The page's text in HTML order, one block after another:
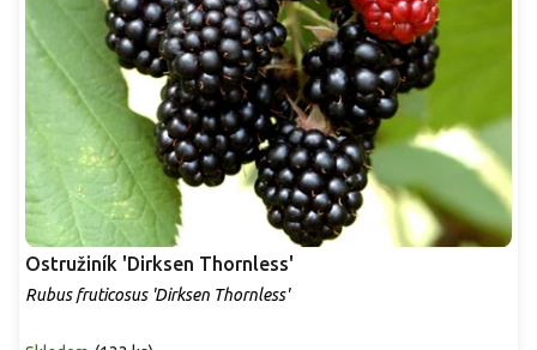
Ostružiník 'Dirksen Thornless'
Rubus fruticosus 'Dirksen Thornless'